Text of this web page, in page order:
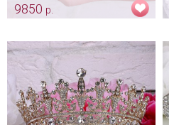
9850 р.